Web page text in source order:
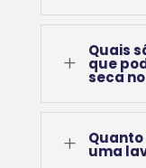
L
Quais
que
seca
L uma